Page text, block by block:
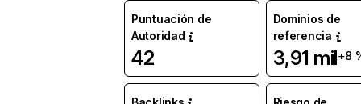
Puntuación de
Autoridad
42
Dominios de
referencia
3,91 mil+8